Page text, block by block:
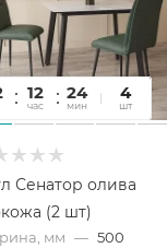
12
час
24
мин
22
сек
4
шт
Сенатор олива
(2 шт)
мм — 500